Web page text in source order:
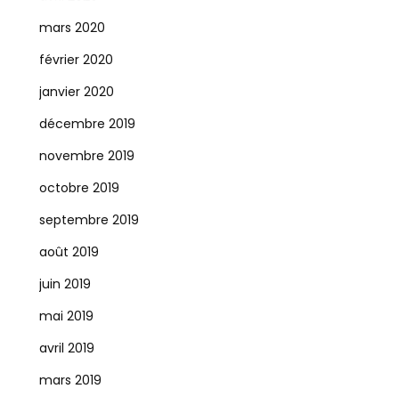
mars 2020
février 2020
janvier 2020
décembre 2019
novembre 2019
octobre 2019
septembre 2019
août 2019
juin 2019
mai 2019
avril 2019
mars 2019